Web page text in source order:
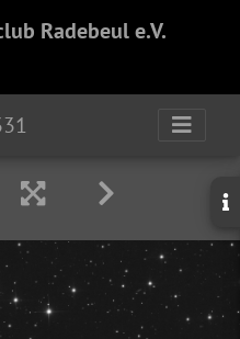
Radebeul e.V.